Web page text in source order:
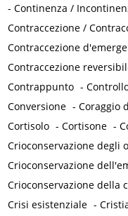
-Continenza /
Contraccezione /
Contraccezione
Contraccezione
Contrappunto -
Conversione -Coraggio
Cortisolo -Cortisone -
Crioconservazione degli
Crioconservazione
Crioconservazione della
Crisi esistenziale -